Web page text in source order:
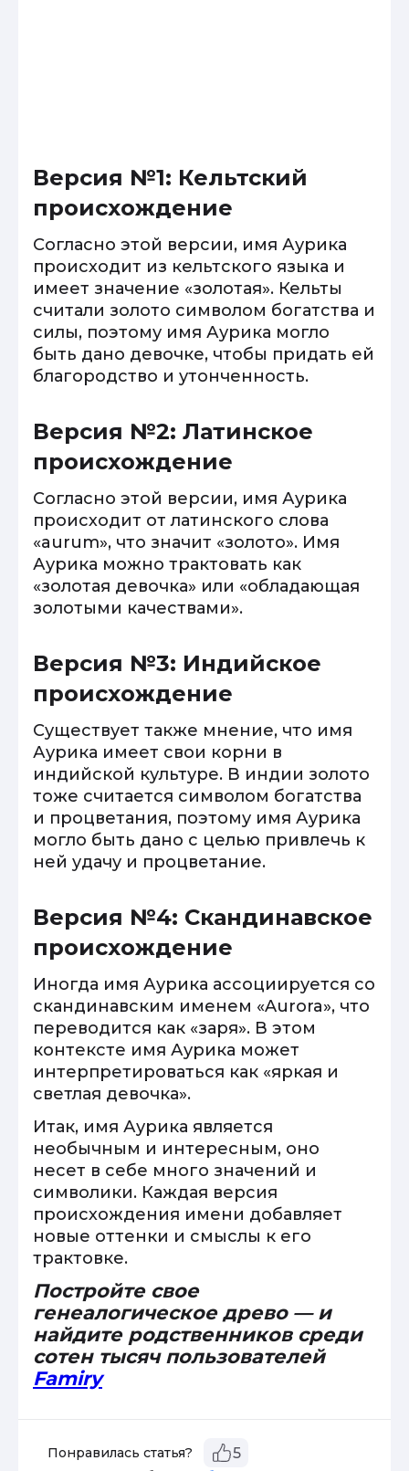
Версия №1: Кельтский
происхождение
Согласно этой версии, имя Аурика
происходит из кельтского языка и
имеет значение «золотая». Кельты
считали золото символом богатства и
силы, поэтому имя Аурика могло
быть дано девочке, чтобы придать ей
благородство и утонченность.
Версия №2: Латинское
происхождение
Согласно этой версии, имя Аурика
происходит от латинского слова
«aurum», что значит «золото». Имя
Аурика можно трактовать как
«золотая девочка» или «обладающая
золотыми качествами».
Версия №3: Индийское
происхождение
Существует также мнение, что имя
Аурика имеет свои корни в
индийской культуре. В индии золото
тоже считается символом богатства
и процветания, поэтому имя Аурика
могло быть дано с целью привлечь к
ней удачу и процветание.
Версия №4: Скандинавское
происхождение
Иногда имя Аурика ассоциируется со
скандинавским именем «Aurora», что
переводится как «заря». В этом
контексте имя Аурика может
интерпретироваться как «яркая и
светлая девочка».
Итак, имя Аурика является
необычным и интересным, оно
несет в себе много значений и
символики. Каждая версия
происхождения имени добавляет
новые оттенки и смыслы к его
трактовке.
Постройте свое
генеалогическое древо — и
найдите родственников среди
сотен тысяч пользователей
Famiry
Понравилась статья? 5